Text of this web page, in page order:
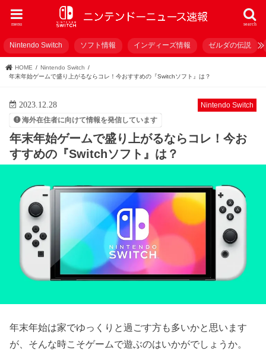
search
menu
Nintendo Switch ソフト情報 インディーズ情報 ゼルダの伝説
HOME
Nintendo Switch
年末年始ゲームで盛り上がるならコレ！今おすすめの『Switchソフト』は？
Nintendo Switch
2023.12.28
海外在住者に向けて情報を発信しています
年末年始ゲームで盛り上がるならコレ！今お
すすめの『Switchソフト』は？
年末年始は家でゆっくりと過ごす方も多いかと思います
が、そんな時こそゲームで遊ぶのはいかがでしょうか。